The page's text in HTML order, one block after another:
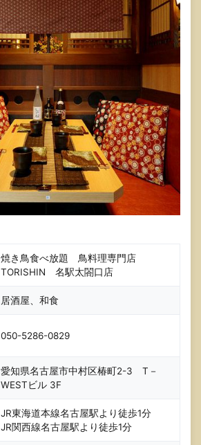
焼き鳥食べ放題 鳥料理専門店
TORISHIN 名駅太閤口店
居酒屋、和食
050-5286-0829
愛知県名古屋市中村区椿町2-3 T－
WESTビル 3F
JR東海道本線名古屋駅より徒歩1分
JR関西線名古屋駅より徒歩1分